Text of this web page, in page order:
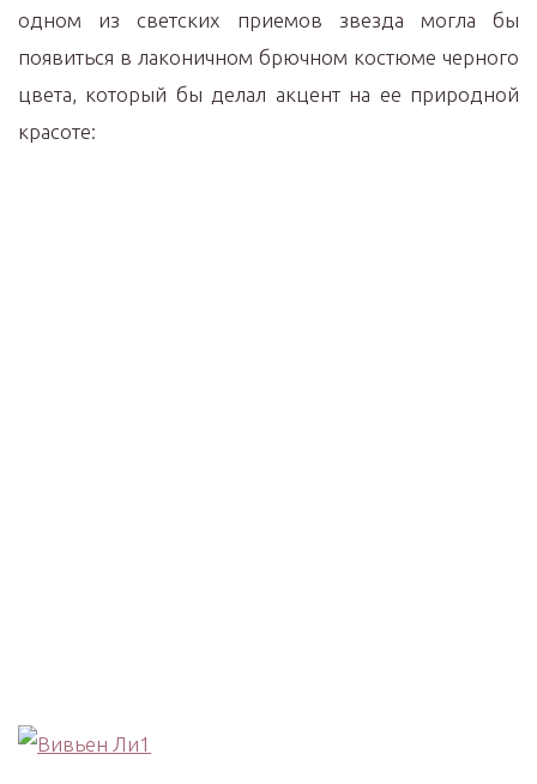
одном из светских приемов звезда могла бы
появиться в лаконичном брючном костюме черного
цвета, который бы делал акцент на ее природной
красоте: